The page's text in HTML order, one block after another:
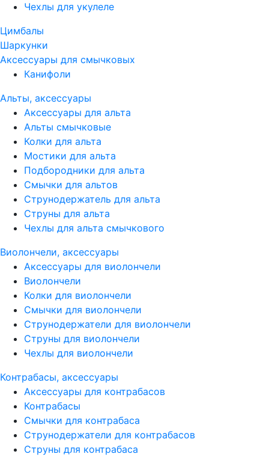
Чехлы для укулеле
Цимбалы
Шаркунки
Аксессуары для смычковых
Канифоли
Альты, аксессуары
Аксессуары для альта
Альты смычковые
Колки для альта
Мостики для альта
Подбородники для альта
Смычки для альтов
Струнодержатель для альта
Струны для альта
Чехлы для альта смычкового
Виолончели, аксессуары
Аксессуары для виолончели
Виолончели
Колки для виолончели
Смычки для виолончели
Струнодержатели для виолончели
Струны для виолончели
Чехлы для виолончели
Контрабасы, аксессуары
Аксессуары для контрабасов
Контрабасы
Смычки для контрабаса
Струнодержатели для контрабасов
Струны для контрабаса